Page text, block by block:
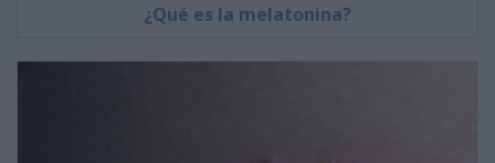
¿Qué es la melatonina?